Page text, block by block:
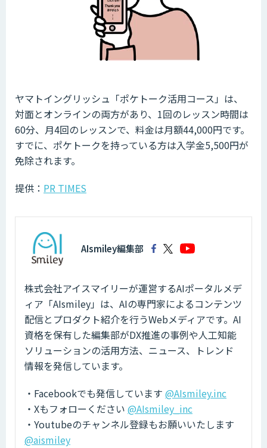
ヤマトイングリッシュ「ポケトーク活用コース」は、
対面とオンラインの両方があり、1回のレッスン時間は
60分、月4回のレッスンで、料金は月額44,000円です。
すでに、ポケトークを持っている方は入学金5,500円が
免除されます。
提供： PR TIMES
AIsmiley編集部
株式会社アイスマイリーが運営するAIポータルメデ
ィア「AIsmiley」は、AIの専門家によるコンテンツ
配信とプロダクト紹介を行うWebメディアです。AI
資格を保有した編集部がDX推進の事例や人工知能
ソリューションの活用方法、ニュース、トレンド
情報を発信しています。
・Facebookでも発信しています @AIsmiley.inc
・Xもフォローください @AIsmiley_inc
・Youtubeのチャンネル登録もお願いいたします
@aismiley